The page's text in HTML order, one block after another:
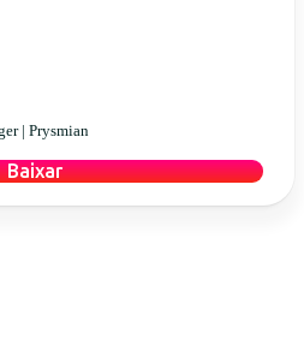
| Prysmian
Baixar